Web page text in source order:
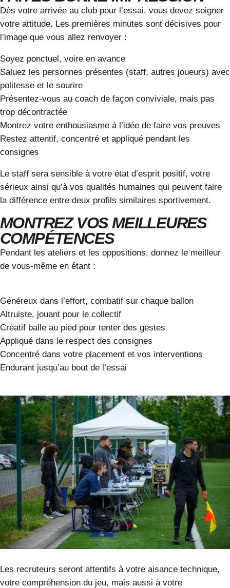
Dès votre arrivée au club pour l’essai, vous devez soigner
votre attitude. Les premières minutes sont décisives pour
l’image que vous allez renvoyer :
Soyez ponctuel, voire en avance
Saluez les personnes présentes (staff, autres joueurs) avec
politesse et le sourire
Présentez-vous au coach de façon conviviale, mais pas
trop décontractée
Montrez votre enthousiasme à l’idée de faire vos preuves
Restez attentif, concentré et appliqué pendant les
consignes
Le staff sera sensible à votre état d’esprit positif, votre
sérieux ainsi qu’à vos qualités humaines qui peuvent faire
la différence entre deux profils similaires sportivement.
MONTREZ VOS MEILLEURES
COMPÉTENCES
Pendant les ateliers et les oppositions, donnez le meilleur
de vous-même en étant :
Généreux dans l’effort, combatif sur chaque ballon
Altruiste, jouant pour le collectif
Créatif balle au pied pour tenter des gestes
Appliqué dans le respect des consignes
Concentré dans votre placement et vos interventions
Endurant jusqu’au bout de l’essai
Les recruteurs seront attentifs à votre aisance technique,
votre compréhension du jeu, mais aussi à votre